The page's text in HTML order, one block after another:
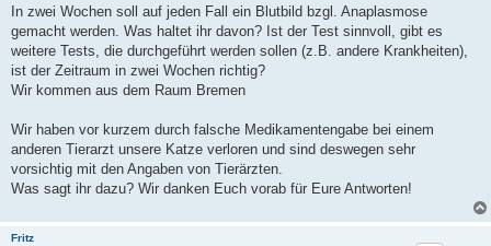
In zwei Wochen soll auf jeden Fall ein Blutbild bzgl. Anaplasmose
gemacht werden. Was haltet ihr davon? Ist der Test sinnvoll, gibt es
weitere Tests, die durchgeführt werden sollen (z.B. andere Krankheiten),
ist der Zeitraum in zwei Wochen richtig?
Wir kommen aus dem Raum Bremen
Wir haben vor kurzem durch falsche Medikamentengabe bei einem
anderen Tierarzt unsere Katze verloren und sind deswegen sehr
vorsichtig mit den Angaben von Tierärzten.
Was sagt ihr dazu? Wir danken Euch vorab für Eure Antworten!
Fritz